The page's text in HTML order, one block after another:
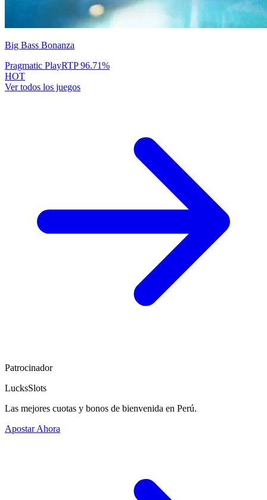
Big Bass Bonanza
Pragmatic PlayRTP96.71%
HOT
Ver todos los juegos
Patrocinador
LucksSlots
Las mejores cuotas y bonos de bienvenida en Perú.
Apostar Ahora